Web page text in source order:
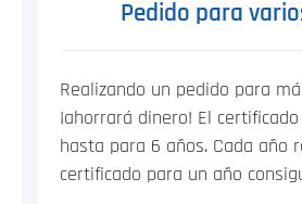
Pedido para
Realizando un pedido para
¡ahorrará dinero! El
hasta para 6 años. Cada año
certificado para un año